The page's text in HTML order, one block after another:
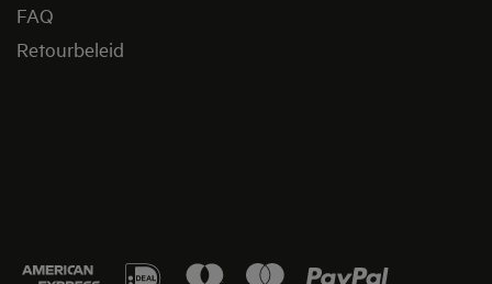
FAQ
Retourbeleid